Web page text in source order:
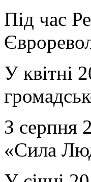
Під час
У квітні
З серпня
«Сила